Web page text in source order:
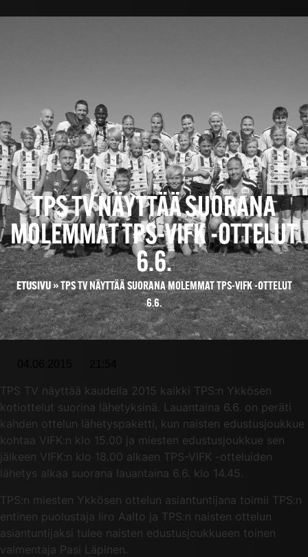
TPS TV NÄYTTÄÄ SUORANA
MOLEMMAT TPS-VIFK -OTTELUT
6.6.
ETUSIVU»TPS TV NÄYTTÄÄ SUORANA MOLEMMAT TPS-VIFK -OTTELUT
6.6.
TPS TV näyttää kaudella 2015 kaikki TPS:n Ykkösen
kotiottelut suorina lähetyksinä. Lauantaina 6.6. on peräti
kahden ottelun lähetyspaketti, kun naisten edustusjoukkue
kohtaa VIFK:n klo 15.00 ja miesten edustusjoukkue sen
jälkeen VIFK:n klo 18.00 alkaen TPS-VIFK -otteluiden
lähetys alkaa suorana lauantaina 6.6. klo 14.45.
TPS:n miesten Ykkösen ottelun asiantuntijana toimii TPS:n
entinen puolustaja Iiro Aalto ja TPS:n naisten ottelun
asiantuntijaksi tulee naisten edustusjoukkueen toinen
valmentaja Pasi Läpinen.